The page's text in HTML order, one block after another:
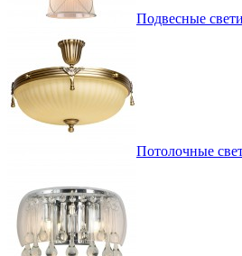
Подвесные
Потолочные